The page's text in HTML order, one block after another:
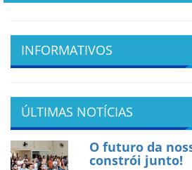
INFORMATIVOS
ÚLTIMAS NOTÍCIAS
O futuro da
constrói junto!